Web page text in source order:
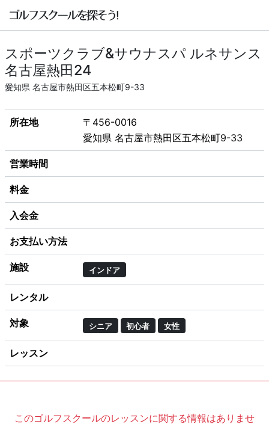
スポーツクラブ&サウナスパ ルネサンス
名古屋熱田24
愛知県 名古屋市熱田区五本松町9-33
所在地
〒456-0016
愛知県 名古屋市熱田区五本松町9-33
営業時間
料金
入会金
お支払い方法
施設 インドア
レンタル
対象 シニア 初心者 女性
レッスン
このゴルフスクールのレッスンに関する情報はありませ